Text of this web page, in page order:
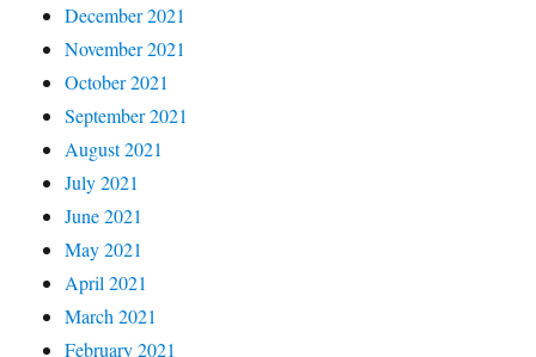
December 2021
November 2021
October 2021
September 2021
August 2021
July 2021
June 2021
May 2021
April 2021
March 2021
February 2021